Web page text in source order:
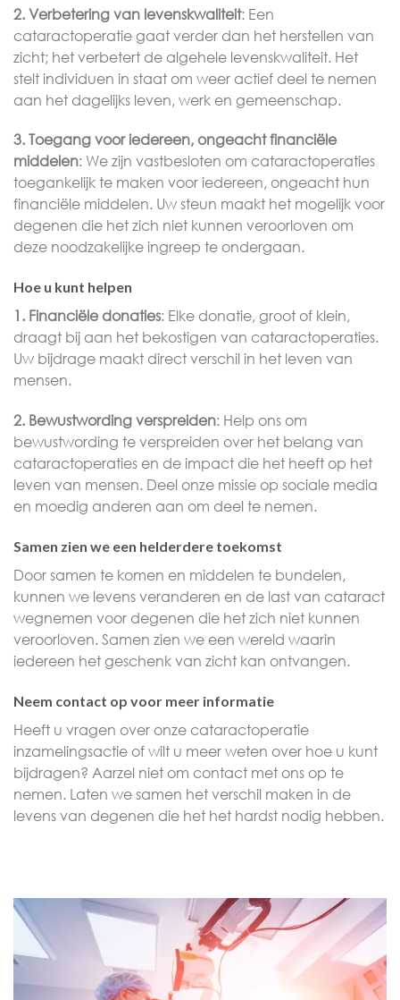
2. Verbetering van levenskwaliteit: Een
cataractoperatie gaat verder dan het herstellen van
zicht; het verbetert de algehele levenskwaliteit. Het
stelt individuen in staat om weer actief deel te nemen
aan het dagelijks leven, werk en gemeenschap.
3. Toegang voor iedereen, ongeacht financiële
middelen: We zijn vastbesloten om cataractoperaties
toegankelijk te maken voor iedereen, ongeacht hun
financiële middelen. Uw steun maakt het mogelijk voor
degenen die het zich niet kunnen veroorloven om
deze noodzakelijke ingreep te ondergaan.
Hoe u kunt helpen
1. Financiële donaties: Elke donatie, groot of klein,
draagt bij aan het bekostigen van cataractoperaties.
Uw bijdrage maakt direct verschil in het leven van
mensen.
2. Bewustwording verspreiden: Help ons om
bewustwording te verspreiden over het belang van
cataractoperaties en de impact die het heeft op het
leven van mensen. Deel onze missie op sociale media
en moedig anderen aan om deel te nemen.
Samen zien we een helderdere toekomst
Door samen te komen en middelen te bundelen,
kunnen we levens veranderen en de last van cataract
wegnemen voor degenen die het zich niet kunnen
veroorloven. Samen zien we een wereld waarin
iedereen het geschenk van zicht kan ontvangen.
Neem contact op voor meer informatie
Heeft u vragen over onze cataractoperatie
inzamelingsactie of wilt u meer weten over hoe u kunt
bijdragen? Aarzel niet om contact met ons op te
nemen. Laten we samen het verschil maken in de
levens van degenen die het het hardst nodig hebben.